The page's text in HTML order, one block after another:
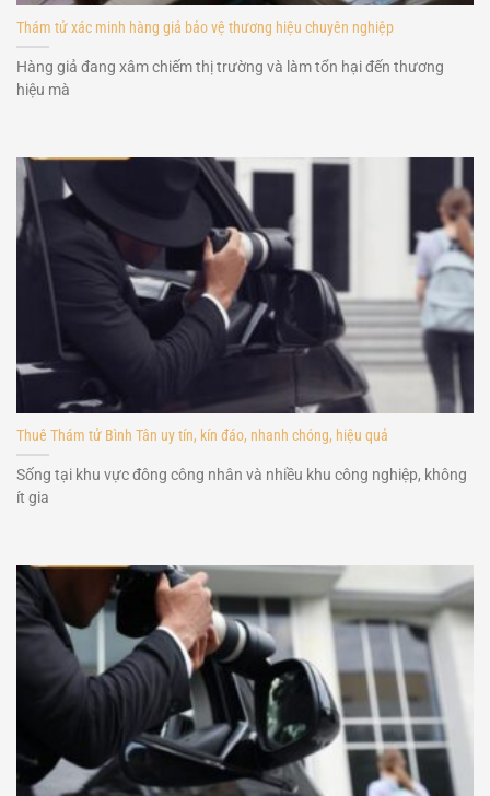
Thám tử xác minh hàng giả bảo vệ thương hiệu chuyên nghiệp
Hàng giả đang xâm chiếm thị trường và làm tổn hại đến thương
hiệu mà
Thuê Thám tử Bình Tân uy tín, kín đáo, nhanh chóng, hiệu quả
Sống tại khu vực đông công nhân và nhiều khu công nghiệp, không
ít gia